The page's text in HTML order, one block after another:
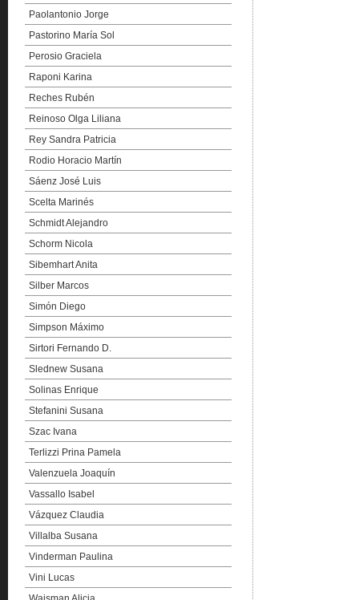
Paolantonio Jorge
Pastorino María Sol
Perosio Graciela
Raponi Karina
Reches Rubén
Reinoso Olga Liliana
Rey Sandra Patricia
Rodio Horacio Martín
Sáenz José Luis
Scelta Marinés
Schmidt Alejandro
Schorm Nicola
Sibemhart Anita
Silber Marcos
Simón Diego
Simpson Máximo
Sirtori Fernando D.
Slednew Susana
Solinas Enrique
Stefanini Susana
Szac Ivana
Terlizzi Prina Pamela
Valenzuela Joaquín
Vassallo Isabel
Vázquez Claudia
Villalba Susana
Vinderman Paulina
Vini Lucas